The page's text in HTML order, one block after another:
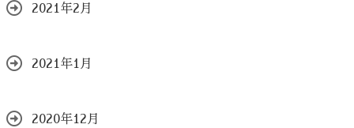
2021年2月
2021年1月
2020年12月